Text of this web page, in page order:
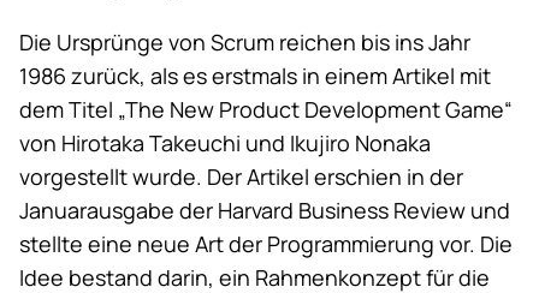
Die Ursprünge von Scrum reichen bis ins Jahr
1986 zurück, als es erstmals in einem Artikel mit
dem Titel „The New Product Development Game“
von Hirotaka Takeuchi und Ikujiro Nonaka
vorgestellt wurde. Der Artikel erschien in der
Januarausgabe der Harvard Business Review und
stellte eine neue Art der Programmierung vor. Die
Idee bestand darin, ein Rahmenkonzept für die